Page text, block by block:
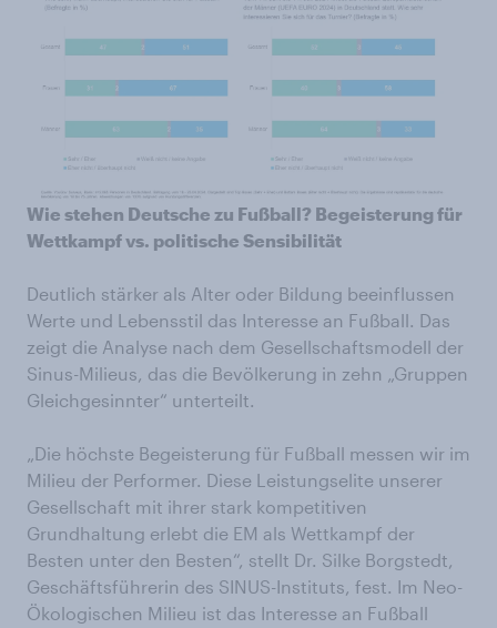
Wie stehen Deutsche zu Fußball? Begeisterung für
Wettkampf vs. politische Sensibilität
Deutlich stärker als Alter oder Bildung beeinflussen
Werte und Lebensstil das Interesse an Fußball. Das
zeigt die Analyse nach dem Gesellschaftsmodell der
Sinus-Milieus, das die Bevölkerung in zehn „Gruppen
Gleichgesinnter“ unterteilt.
„Die höchste Begeisterung für Fußball messen wir im
Milieu der Performer. Diese Leistungselite unserer
Gesellschaft mit ihrer stark kompetitiven
Grundhaltung erlebt die EM als Wettkampf der
Besten unter den Besten“, stellt Dr. Silke Borgstedt,
Geschäftsführerin des SINUS-Instituts, fest. Im Neo-
Ökologischen Milieu ist das Interesse an Fußball